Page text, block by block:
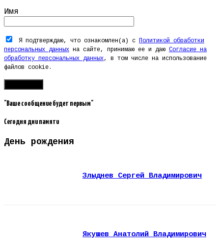
Имя
Я подтверждаю, что ознакомлен(а) с
Политикой обработки
персональных данных на сайте, принимаю ее и даю Согласие на
обработку персональных данных, в том числе на использование
файлов cookie.
"Ваше сообщение будет первым"
Сегодня дни памяти
День рождения
Злыднев Сергей Владимирович
Якушев Анатолий Владимирович